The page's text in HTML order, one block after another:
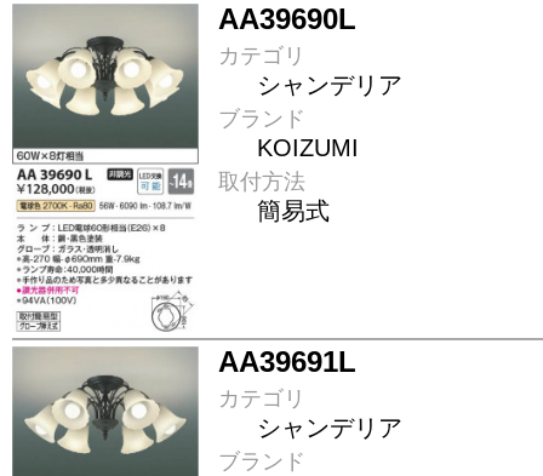
AA39690L
カテゴリ
シャンデリア
ブランド
KOIZUMI
取付方法
簡易式
AA39691L
カテゴリ
シャンデリア
ブランド